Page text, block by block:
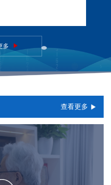
多
查看更多